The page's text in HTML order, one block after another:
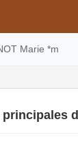
Marie *m